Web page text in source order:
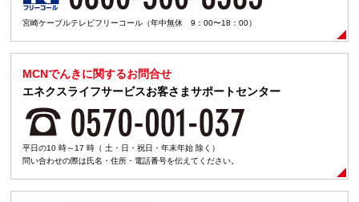
宮崎ケーブルテレビフリーコール（年中無休 9：00〜18：00）
MCNでんきに関するお問合せ
エネクスライフサービスお客さまサポートセンター
平日の10 時～17 時（ 土・日・祝日・年末年始 除く）
問い合わせの際は氏名・住所・電話番号を伝えてください。